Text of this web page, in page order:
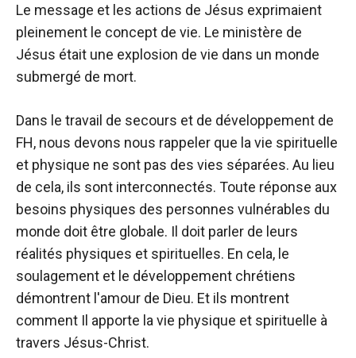
Le message et les actions de Jésus exprimaient
pleinement le concept de vie. Le ministère de
Jésus était une explosion de vie dans un monde
submergé de mort.
Dans le travail de secours et de développement de
FH, nous devons nous rappeler que la vie spirituelle
et physique ne sont pas des vies séparées. Au lieu
de cela, ils sont interconnectés. Toute réponse aux
besoins physiques des personnes vulnérables du
monde doit être globale. Il doit parler de leurs
réalités physiques et spirituelles. En cela, le
soulagement et le développement chrétiens
démontrent l'amour de Dieu. Et ils montrent
comment Il apporte la vie physique et spirituelle à
travers Jésus-Christ.